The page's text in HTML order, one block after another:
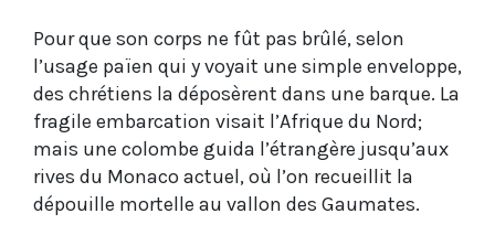
Pour que son corps ne fût pas brûlé, selon
l’usage païen qui y voyait une simple enveloppe,
des chrétiens la déposèrent dans une barque. La
fragile embarcation visait l’Afrique du Nord­;
mais une colombe guida l’étrangère jusqu’aux
rives du Monaco actuel, où l’on recueillit la
dépouille mortelle au vallon des Gaumates.